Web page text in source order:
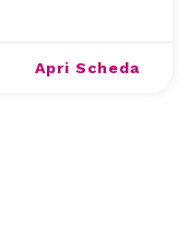
Apri Scheda